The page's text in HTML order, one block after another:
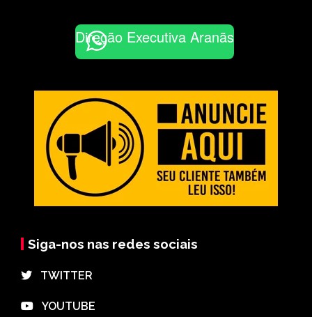
Direção Executiva Aranãs
Siga-nos nas redes sociais
⠀TWITTER
⠀YOUTUBE